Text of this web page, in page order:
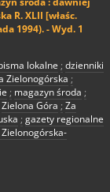
R. XLII [właśc.
1994). - Wyd. 1
lokalne ; dzienniki
Zielonogórska ;
; magazyn środa ;
Zielona Góra ; Za
; gazety regionalne